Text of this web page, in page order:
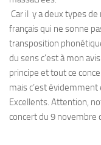
Car il y a deux types
français qui ne sonne
transposition
du sens c’est à mon
principe et tout ce
mais c’est
Excellents. Attention,
concert du 9